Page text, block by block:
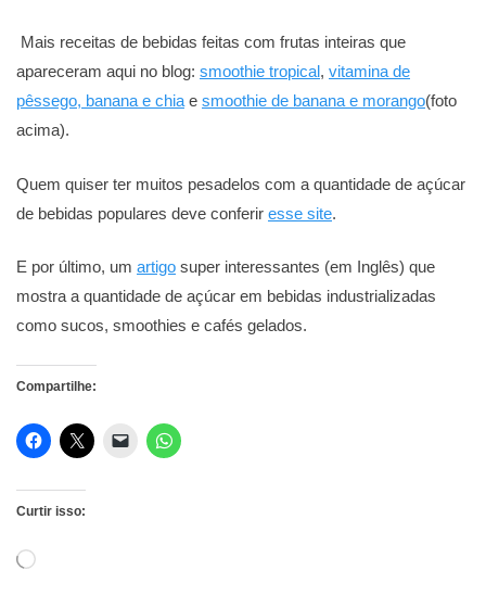
Mais receitas de bebidas feitas com frutas inteiras que
apareceram aqui no blog: smoothie tropical, vitamina de
pêssego, banana e chia e smoothie de banana e morango(foto
acima).
Quem quiser ter muitos pesadelos com a quantidade de açúcar
de bebidas populares deve conferir esse site.
E por último, um artigo super interessantes (em Inglês) que
mostra a quantidade de açúcar em bebidas industrializadas
como sucos, smoothies e cafés gelados.
Compartilhe:
Curtir isso:
Carregando...